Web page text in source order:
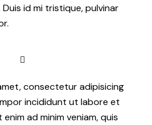
id mi tristique, pulvinar
consectetur adipisicing
incididunt ut labore et
ad minim veniam, quis